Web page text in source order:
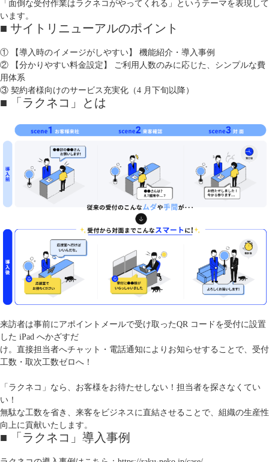
「面倒な受付作業はラクネコがやってくれる」というテーマを表現して
います。
■ サイトリニューアルのポイント
① 【導入時のイメージがしやすい】 機能紹介・導入事例
② 【分かりやすい料金設定】 ご利用人数のみに応じた、シンプルな費
用体系
③ 契約者様向けのサービス充実化（4 月下旬以降）
■ 「ラクネコ」とは
来訪者は事前にアポイントメールで受け取ったQR コードを受付に設置
した iPad へかざすだ
け。直接担当者へチャット・電話通知によりお知らせすることで、受付
工数・取次工数ゼロへ！
「ラクネコ」なら、お客様をお待たせしない！担当者を探さなくてい
い！
無駄な工数を省き、来客をビジネスに直結させることで、組織の生産性
向上に貢献いたします。
■ 「ラクネコ」導入事例